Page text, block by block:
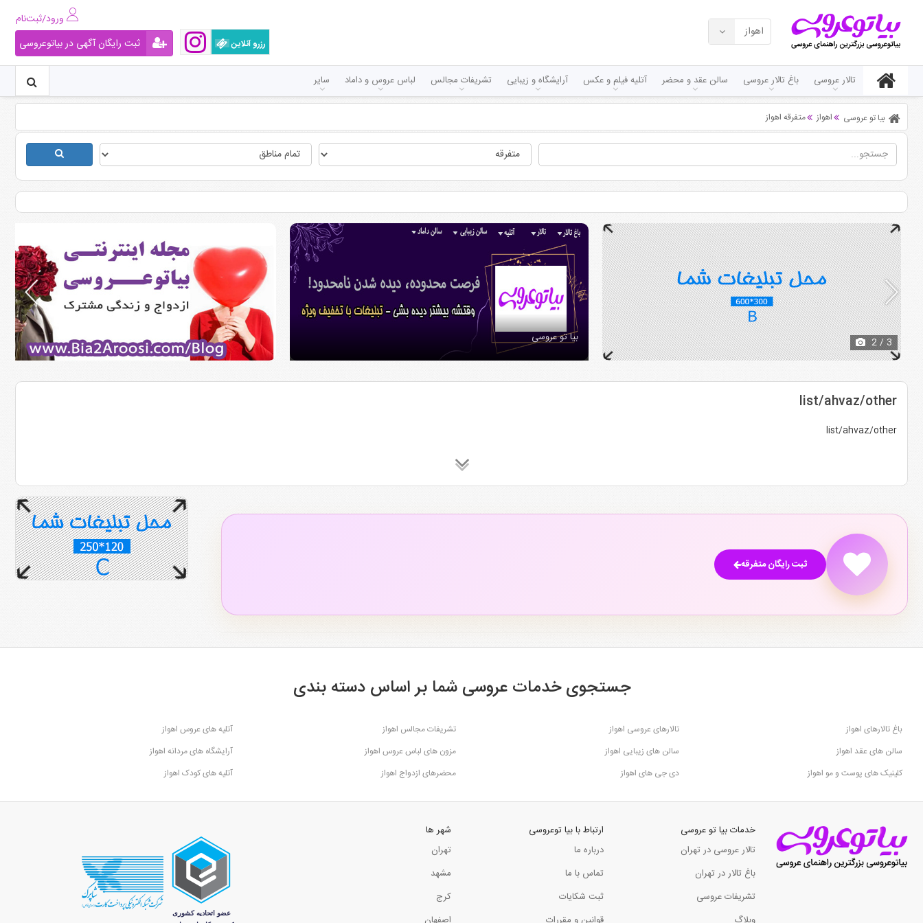
اهواز
رزرو آنلاین
ثبت رایگان آگهی در بیاتوعروسی
تالار عروسی باغ تالار عروسی سالن عقد و محضر آتلیه فیلم و عکس آرایشگاه و زیبایی تشریفات مجالس لباس عروس و داماد سایر
بیا تو عروسی اهواز متفرقه اهواز
2/ 3 بیا تو عروسی
list/ahvaz/other
list/ahvaz/other
ثبت رایگان متفرقه
جستجوی خدمات عروسی شما بر اساس دسته بندی
باغ تالارهای اهواز تالارهای عروسی اهواز تشریفات مجالس اهواز
آتلیه های عروس اهواز
سالن های عقد اهواز
سالن های زیبایی اهواز مزون های لباس عروس اهواز
آرایشگاه های مردانه اهواز
کلینیک های پوست و مو اهواز
دی جی های اهواز محضرهای ازدواج اهواز آتلیه های کودک اهواز
خدمات بیا تو عروسی
تالار عروسی در تهران
باغ تالار در تهران
تشریفات عروسی
ارتباط با بیا توعروسی
درباره ما
تماس با ما
ثبت شکایات
شهر ها
تهران
مشهد
کرج